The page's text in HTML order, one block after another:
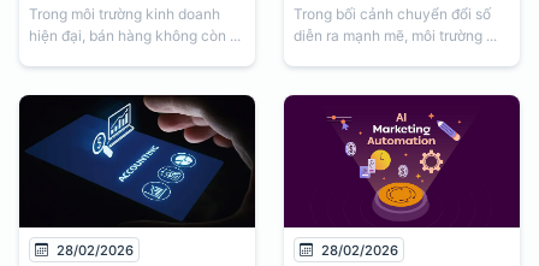
Trong môi trường kinh doanh
hiện đại, bán hàng không còn ...
Trong bối cảnh chuyển đổi số
diễn ra mạnh mẽ, môi trường ...
28/02/2026 28/02/2026